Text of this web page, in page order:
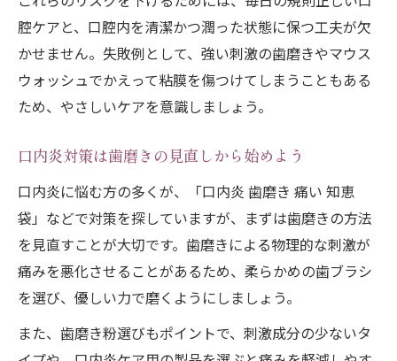
高齢者でも実践しやすい口内炎ケアのポイ
ント
腔ケアと、口腔内を清潔かつ潤った状態に保つ工夫が欠
かせません。失敗例として、強い刺激の歯磨きやマウス
ウォッシュでかえって粘膜を傷つけてしまうこともある
ため、やさしいケアを意識しましょう。
口内炎対策は歯磨きの見直しから始めよう
口内炎に悩む方の多くが、「口内炎 歯磨き 痛い 知恵
袋」などで対策を探していますが、まずは歯磨きの方法
を見直すことが大切です。歯磨きによる物理的な刺激が
痛みを悪化させることがあるため、柔らかめの歯ブラシ
を選び、優しい力で磨くようにしましょう。
また、歯磨き粉選びもポイントで、刺激成分の少ないタ